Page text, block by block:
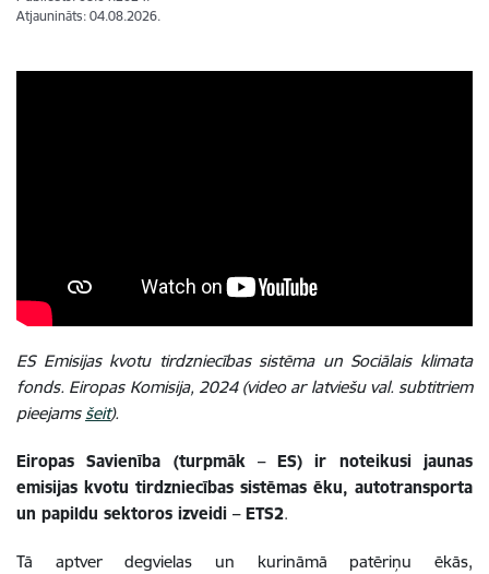
Atjaunināts: 04.08.2026.
ES Emisijas kvotu tirdzniecības sistēma un Sociālais klimata
fonds. Eiropas Komisija, 2024 (video ar latviešu val. subtitriem
pieejamsšeit).
Eiropas Savienība (turpmāk – ES) ir noteikusi jaunas
emisijas kvotu tirdzniecības sistēmas ēku, autotransporta
un papildu sektoros izveidi – ETS2.
Tā aptver degvielas un kurināmā patēriņu ēkās,